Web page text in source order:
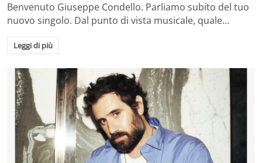
Benvenuto Giuseppe Condello. Parliamo subito del tuo
nuovo singolo. Dal punto di vista musicale, quale…
Leggi di più